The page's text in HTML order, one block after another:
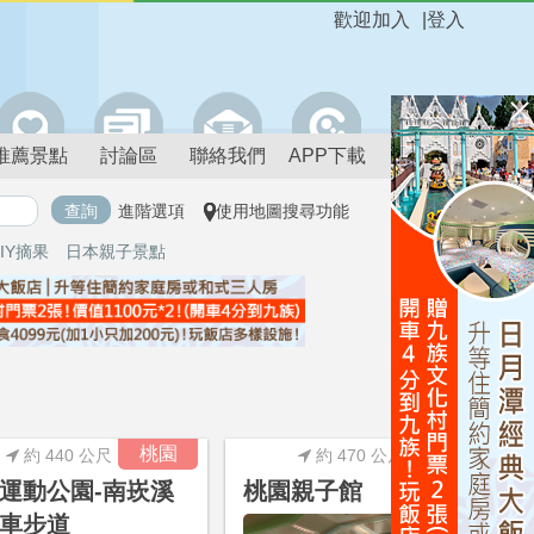
登入
歡迎加入
薦景點 討論區 聯絡我們 APP下載
進階選項 使用地圖搜尋功能
摘果 日本親子景點
進階搜尋
桃園
約 440 公尺
動公園-南崁溪
步道
桃園
約 470 公尺
桃園親子館